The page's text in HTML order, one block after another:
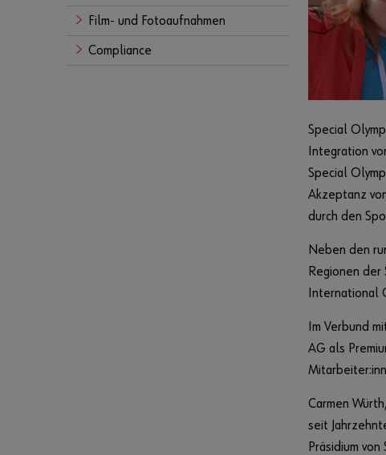
Film- und Fotoaufnahmen
Compliance
Special
Integration
Special
Akzeptanz
durch den
Neben den
Regionen
International
Im Verbund
AG als
Carmen
seit
Präsidium